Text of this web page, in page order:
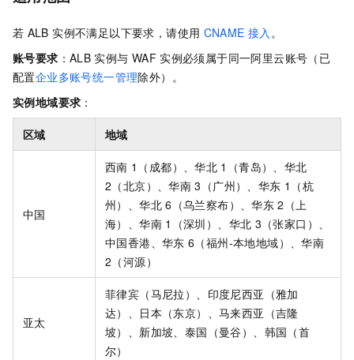
若 ALB 实例不满足以下要求，请使用 CNAME 接入 。
账号要求 ：ALB 实例与 WAF 实例必须属于同一阿里云账号（已
配置企业多账号统一管理除外）。
实例地域要求 ：
区域 地域
中国
西南 1（成都）、华北 1（青岛）、华北
2（北京）、华南 3（广州）、华东 1（杭
州）、华北 6（乌兰察布）、华东 2（上
海）、华南 1（深圳）、华北 3（张家口）、
中国香港、华东 6（福州-本地地域） 、华南
2（河源）
亚太
菲律宾（马尼拉）、印度尼西亚（雅加
达）、日本（东京）、马来西亚（吉隆
坡）、新加坡、泰国（曼谷）、韩国（首
尔）